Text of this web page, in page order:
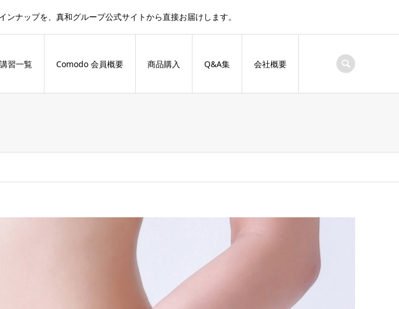
ナップを、真和グループ公式サイトから直接お届けします。
講習一覧 Comodo 会員概要 商品購入 Q&A集 会社概要